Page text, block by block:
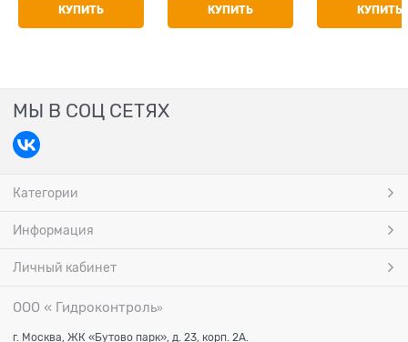
КУПИТЬ КУПИТЬ КУПИТЬ
МЫ В СОЦ СЕТЯХ
Категории
Информация
Личный кабинет
ООО « Гидроконтроль»
г. Москва, ЖК «Бутово парк», д. 23, корп. 2А.